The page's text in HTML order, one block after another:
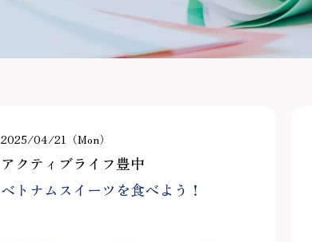
2025/04/21（Mon）
アクティブライフ豊中
ベトナムスイーツを食べよう！